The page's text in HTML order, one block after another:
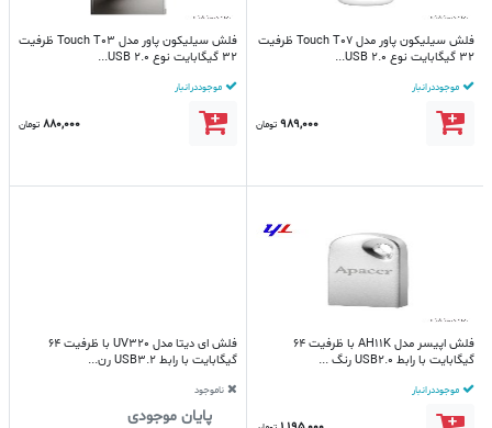
فلش سیلیکون پاور مدل Touch T07 ظرفیت
32 گیگابایت نوع USB 2.0...
موجود در انبار
989,000 تومان
فلش سیلیکون پاور مدل Touch T03 ظرفیت
32 گیگابایت نوع USB 2.0...
موجود در انبار
880,000 تومان
فلش اپیسر مدل AH11K با ظرفیت 64
گیگابایت با رابط USB2.0 رنگ ...
موجود در انبار
فلش ای دیتا مدل UV320 با ظرفیت 64
گیگابایت با رابط USB3.2 رن...
ناموجود
پایان موجودی